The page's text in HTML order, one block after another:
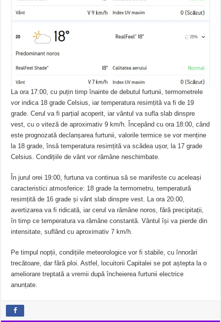
La ora 17:00, cu puțin timp înainte de debutul furtunii, termometrele
vor indica 18 grade Celsius, iar temperatura resimțită va fi de 19
grade. Cerul va fi parțial acoperit, iar vântul va sufla slab dinspre
vest, cu o viteză de aproximativ 9 km/h. Începând cu ora 18:00, când
este prognozată declanșarea furtunii, valorile termice se vor menține
la 18 grade, însă temperatura resimțită va scădea ușor, la 17 grade
Celsius. Condițiile de vânt vor rămâne neschimbate.
În jurul orei 19:00, furtuna va continua să se manifeste cu aceleași
caracteristici atmosferice: 18 grade la termometru, temperatură
resimțită de 16 grade și vânt slab dinspre vest. La ora 20:00,
avertizarea va fi ridicată, iar cerul va rămâne noros, fără precipitații,
în timp ce temperatura va rămâne constantă. Vântul își va pierde din
intensitate, suflând cu aproximativ 7 km/h.
Pe timpul nopții, condițiile meteorologice vor fi stabile, cu înnorări
trecătoare, dar fără ploi. Astfel, locuitorii Capitalei se pot aștepta la o
ameliorare treptată a vremii după încheierea furtunii electrice
anunțate.